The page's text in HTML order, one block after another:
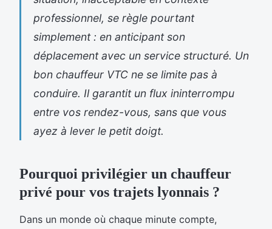
professionnel, se règle pourtant
simplement : en anticipant son
déplacement avec un service structuré. Un
bon chauffeur VTC ne se limite pas à
conduire. Il garantit un flux ininterrompu
entre vos rendez-vous, sans que vous
ayez à lever le petit doigt.
Pourquoi privilégier un chauffeur
privé pour vos trajets lyonnais ?
Dans un monde où chaque minute compte,